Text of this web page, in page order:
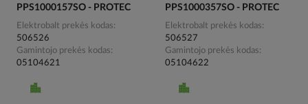
PPS1000157SO - PROTEC
Elektrobalt prekės kodas
506526
Gamintojo prekės kodas
05104621
PPS1000357SO - PROTEC
Elektrobalt prekės kodas
506527
Gamintojo prekės kodas
05104622